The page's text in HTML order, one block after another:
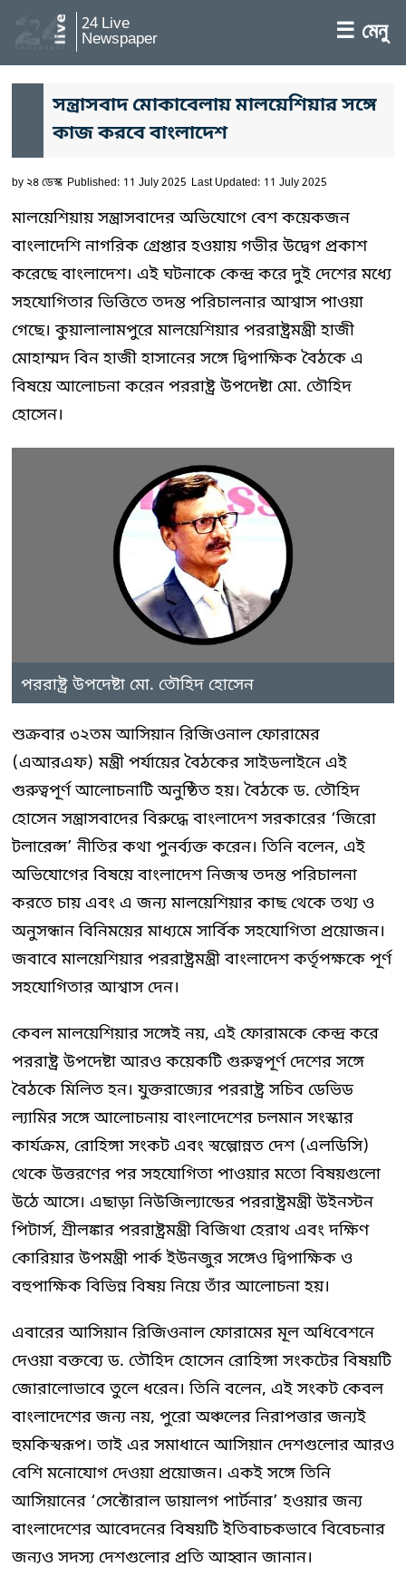
24 Live
Newspaper ☰ মেনু
সন্ত্রাসবাদ মোকাবেলায় মালয়েশিয়ার সঙ্গে
কাজ করবে বাংলাদেশ
by২৪ ডেস্ক Published: 11 July 2025 Last Updated: 11 July 2025
মালয়েশিয়ায় সন্ত্রাসবাদের অভিযোগে বেশ কয়েকজন
বাংলাদেশি নাগরিক গ্রেপ্তার হওয়ায় গভীর উদ্বেগ প্রকাশ
করেছে বাংলাদেশ। এই ঘটনাকে কেন্দ্র করে দুই দেশের মধ্যে
সহযোগিতার ভিত্তিতে তদন্ত পরিচালনার আশ্বাস পাওয়া
গেছে। কুয়ালালামপুরে মালয়েশিয়ার পররাষ্ট্রমন্ত্রী হাজী
মোহাম্মদ বিন হাজী হাসানের সঙ্গে দ্বিপাক্ষিক বৈঠকে এ
বিষয়ে আলোচনা করেন পররাষ্ট্র উপদেষ্টা মো. তৌহিদ
হোসেন।
পররাষ্ট্র উপদেষ্টা মো. তৌহিদ হোসেন
শুক্রবার ৩২তম আসিয়ান রিজিওনাল ফোরামের
(এআরএফ) মন্ত্রী পর্যায়ের বৈঠকের সাইডলাইনে এই
গুরুত্বপূর্ণ আলোচনাটি অনুষ্ঠিত হয়। বৈঠকে ড. তৌহিদ
হোসেন সন্ত্রাসবাদের বিরুদ্ধে বাংলাদেশ সরকারের ‘জিরো
টলারেন্স’ নীতির কথা পুনর্ব্যক্ত করেন। তিনি বলেন, এই
অভিযোগের বিষয়ে বাংলাদেশ নিজস্ব তদন্ত পরিচালনা
করতে চায় এবং এ জন্য মালয়েশিয়ার কাছ থেকে তথ্য ও
অনুসন্ধান বিনিময়ের মাধ্যমে সার্বিক সহযোগিতা প্রয়োজন।
জবাবে মালয়েশিয়ার পররাষ্ট্রমন্ত্রী বাংলাদেশ কর্তৃপক্ষকে পূর্ণ
সহযোগিতার আশ্বাস দেন।
কেবল মালয়েশিয়ার সঙ্গেই নয়, এই ফোরামকে কেন্দ্র করে
পররাষ্ট্র উপদেষ্টা আরও কয়েকটি গুরুত্বপূর্ণ দেশের সঙ্গে
বৈঠকে মিলিত হন। যুক্তরাজ্যের পররাষ্ট্র সচিব ডেভিড
ল্যামির সঙ্গে আলোচনায় বাংলাদেশের চলমান সংস্কার
কার্যক্রম, রোহিঙ্গা সংকট এবং স্বল্পোন্নত দেশ (এলডিসি)
থেকে উত্তরণের পর সহযোগিতা পাওয়ার মতো বিষয়গুলো
উঠে আসে। এছাড়া নিউজিল্যান্ডের পররাষ্ট্রমন্ত্রী উইনস্টন
পিটার্স, শ্রীলঙ্কার পররাষ্ট্রমন্ত্রী বিজিথা হেরাথ এবং দক্ষিণ
কোরিয়ার উপমন্ত্রী পার্ক ইউনজুর সঙ্গেও দ্বিপাক্ষিক ও
বহুপাক্ষিক বিভিন্ন বিষয় নিয়ে তাঁর আলোচনা হয়।
এবারের আসিয়ান রিজিওনাল ফোরামের মূল অধিবেশনে
দেওয়া বক্তব্যে ড. তৌহিদ হোসেন রোহিঙ্গা সংকটের বিষয়টি
জোরালোভাবে তুলে ধরেন। তিনি বলেন, এই সংকট কেবল
বাংলাদেশের জন্য নয়, পুরো অঞ্চলের নিরাপত্তার জন্যই
হুমকিস্বরূপ। তাই এর সমাধানে আসিয়ান দেশগুলোর আরও
বেশি মনোযোগ দেওয়া প্রয়োজন। একই সঙ্গে তিনি
আসিয়ানের ‘সেক্টোরাল ডায়ালগ পার্টনার’ হওয়ার জন্য
বাংলাদেশের আবেদনের বিষয়টি ইতিবাচকভাবে বিবেচনার
জন্যও সদস্য দেশগুলোর প্রতি আহ্বান জানান।